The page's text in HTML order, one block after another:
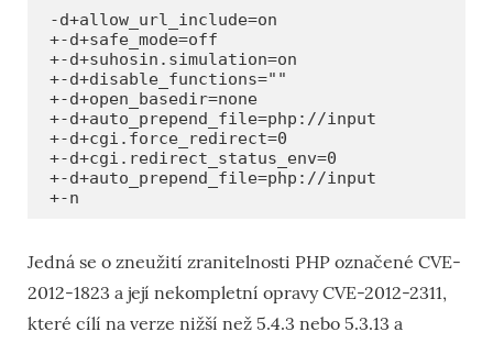
-d+allow_url_include=on
+-d+safe_mode=off
+-d+suhosin.simulation=on
+-d+disable_functions=""
+-d+open_basedir=none
+-d+auto_prepend_file=php://input
+-d+cgi.force_redirect=0
+-d+cgi.redirect_status_env=0
+-d+auto_prepend_file=php://input
+-n
Jedná se o zneužití zranitelnosti PHP označené CVE-
2012-1823 a její nekompletní opravy CVE-2012-2311,
které cílí na verze nižší než 5.4.3 nebo 5.3.13 a